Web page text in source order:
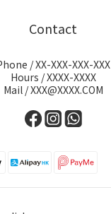
Contact
/ XX-XXX-XXX-XXX
Hours / XXXX-XXXX
Mail / XXX@XXXX.COM